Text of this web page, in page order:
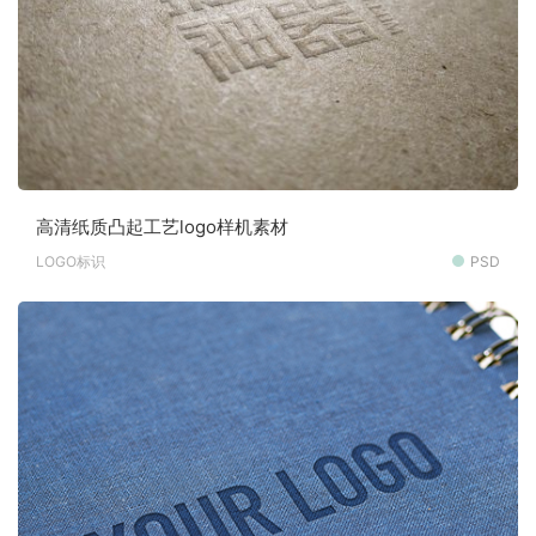
高清纸质凸起工艺logo样机素材
LOGO标识 PSD